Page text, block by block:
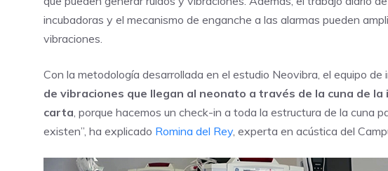
incubadoras y el mecanismo de enganche a las alarmas pueden
vibraciones.
Con la metodología desarrollada en el estudio Neovibra, el equipo
de vibraciones que llegan al neonato a través de la cuna de la
carta, porque hacemos un check-in a toda la estructura de la cuna
existen”, ha explicado Romina del Rey, experta en acústica del